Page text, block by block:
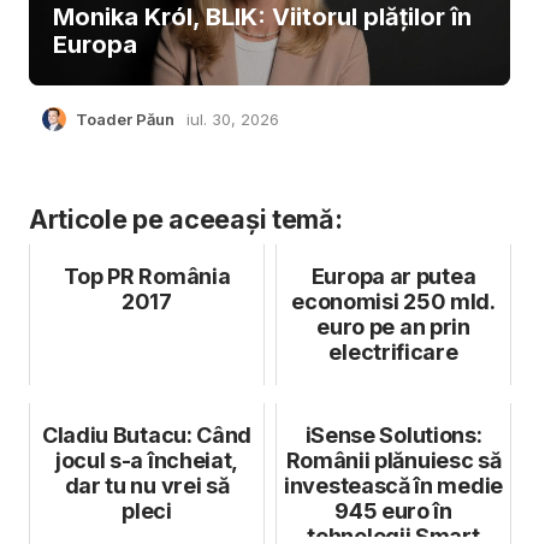
Monika Król, BLIK: Viitorul plăților în
Europa
Toader Păun iul. 30, 2026
Articole pe aceeași temă:
Top PR România
2017
Europa ar putea
economisi 250 mld.
euro pe an prin
electrificare
Cladiu Butacu: Când
jocul s-a încheiat,
dar tu nu vrei să
pleci
iSense Solutions:
Românii plănuiesc să
investească în medie
945 euro în
tehnologii Smart